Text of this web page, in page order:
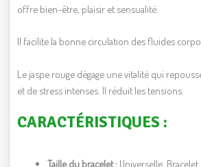
offre bien-être, plaisir et sensualité.
Il facilite la bonne circulation des fluides
Le jaspe rouge dégage une vitalité qui
et de stress intenses. Il réduit les tensions.
CARACTÉRISTIQUES :
Taille du bracelet : Universelle.